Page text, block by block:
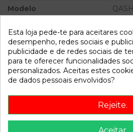
Modelo
Referência 810935
Disponível a partir de: 2022-04-06
Descrição
Recambio de cerradura puerta
qashqai (j10) | 0.07 - ... | 0.07 - ...
Esta loja pede-te para aceitares
desempenho, redes sociais e
publicidade e de redes sociais de
para te oferecer funcionalidades
personalizados. Aceitas estes
de dados pessoais envolvidos?
Rejeite.